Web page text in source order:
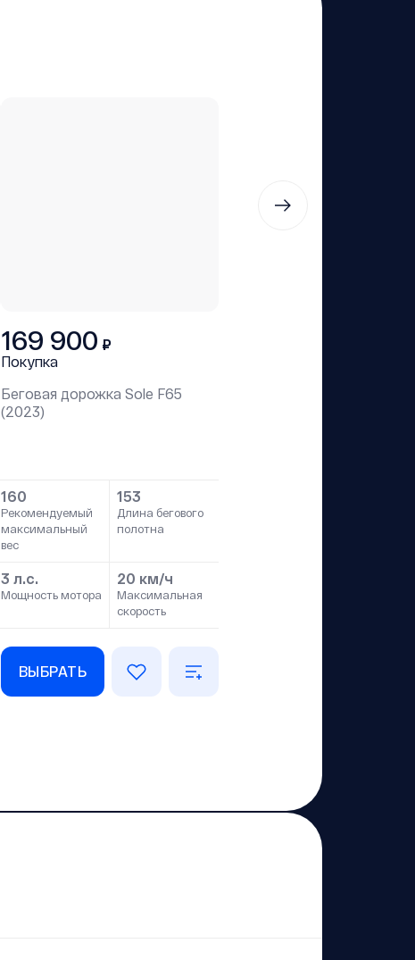
169 900 ₽
Покупка
Беговая дорожка Sole F65
(2023)
160
Рекомендуемый
максимальный
вес
153
Длина бегового
полотна
3 л.с.
Мощность мотора
20 км/ч
Максимальная
скорость
ВЫБРАТЬ